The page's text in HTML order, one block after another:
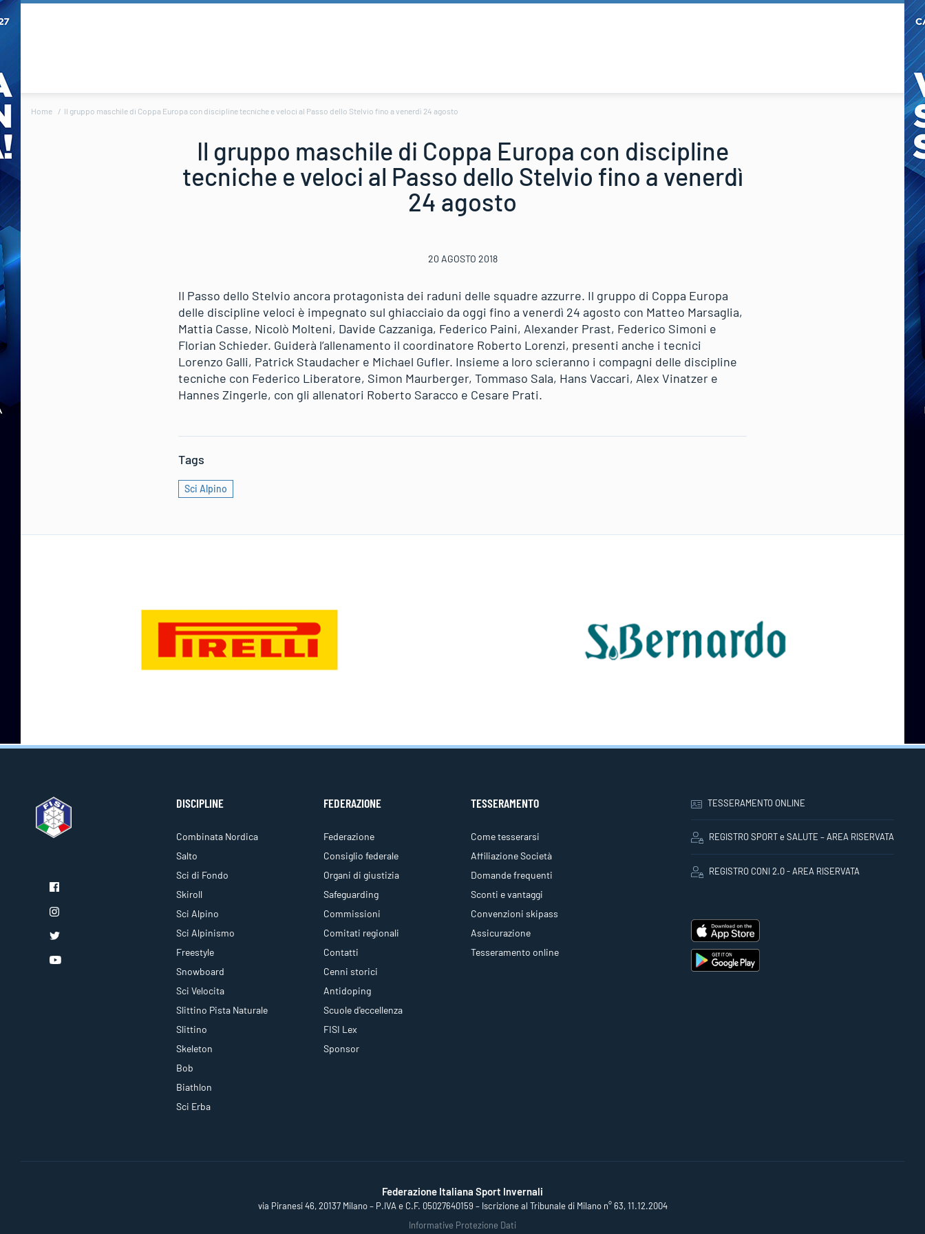
Home Il gruppo maschile di Coppa Europa con discipline tecniche e veloci al Passo dello Stelvio fino a venerdì 24 agosto
Il gruppo maschile di Coppa Europa con discipline
tecniche e veloci al Passo dello Stelvio fino a venerdì
24 agosto
20 AGOSTO 2018
Il Passo dello Stelvio ancora protagonista dei raduni delle squadre azzurre. Il gruppo di Coppa Europa
delle discipline veloci è impegnato sul ghiacciaio da oggi fino a venerdì 24 agosto con Matteo Marsaglia,
Mattia Casse, Nicolò Molteni, Davide Cazzaniga, Federico Paini, Alexander Prast, Federico Simoni e
Florian Schieder. Guiderà l’allenamento il coordinatore Roberto Lorenzi, presenti anche i tecnici
Lorenzo Galli, Patrick Staudacher e Michael Gufler. Insieme a loro scieranno i compagni delle discipline
tecniche con Federico Liberatore, Simon Maurberger, Tommaso Sala, Hans Vaccari, Alex Vinatzer e
Hannes Zingerle, con gli allenatori Roberto Saracco e Cesare Prati.
Tags
Sci Alpino
DISCIPLINE
Combinata Nordica
Salto
Sci di Fondo
Skiroll
Sci Alpino
Sci Alpinismo
Freestyle
Snowboard
Sci Velocita
Slittino Pista Naturale
Slittino
Skeleton
Bob
Biathlon
Sci Erba
FEDERAZIONE
Federazione
Consiglio federale
Organi di giustizia
Safeguarding
Commissioni
Comitati regionali
Contatti
Cenni storici
Antidoping
Scuole d'eccellenza
FISI Lex
Sponsor
TESSERAMENTO
Come tesserarsi
Affiliazione Società
Domande frequenti
Sconti e vantaggi
Convenzioni skipass
Assicurazione
Tesseramento online
TESSERAMENTO ONLINE
REGISTRO SPORT e SALUTE – AREA RISERVATA
REGISTRO CONI 2.0 - AREA RISERVATA
Federazione Italiana Sport Invernali
via Piranesi 46, 20137 Milano – P.IVA e C.F. 05027640159 – Iscrizione al Tribunale di Milano n° 63, 11.12.2004
Informative Protezione Dati